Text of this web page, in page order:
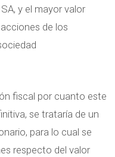
y el mayor valor
de los
fiscal por cuanto este
se trataría de un
para lo cual se
respecto del valor